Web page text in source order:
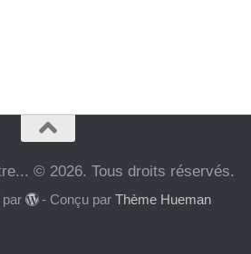
© 2026. Tous droits réservés.
par - Conçu parThème Hueman